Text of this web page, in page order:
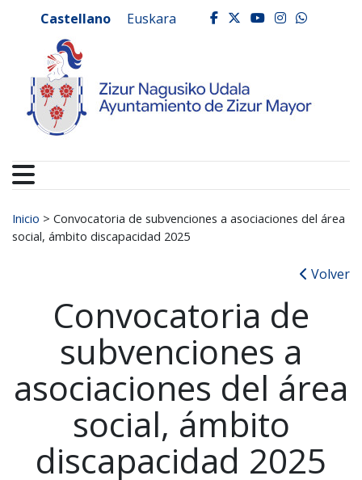
Ayuntamiento de
Castellano Euskara facebook
twitter
youtube
Buscar:
Inicio > Convocatoria de subvenciones a asociaciones del área
social, ámbito discapacidad 2025
Volver
Convocatoria de
subvenciones a
asociaciones del área
social, ámbito
discapacidad 2025